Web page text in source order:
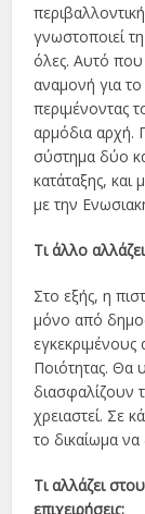
γνωστοποιεί
όλες. Αυτό που
αναμονή για το
περιμένοντας
αρμόδια αρχή.
σύστημα δύο
κατάταξης,
με την
Τι άλλο
Στο εξής, η
μόνο από
Ποιότητας. Θα
διασφαλίζουν
χρειαστεί. Σε
το δικαίωμα να
Τι αλλάζει
επιχειρήσεις;